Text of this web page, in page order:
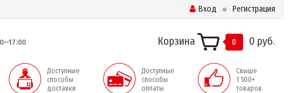
Вход Регистрация
Корзина 0 0 руб.
Доступные
способы
доставки
Доступные
способы
оплаты
Свыше
1 500+
товаров